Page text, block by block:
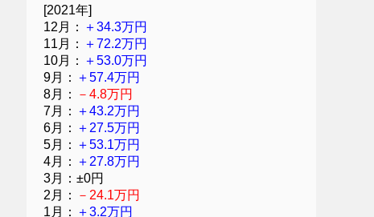
[2021年]
12月： ＋34.3万円
11月： ＋72.2万円
10月： ＋53.0万円
9月： ＋57.4万円
8月：
－4.8万円
7月： ＋43.2万円
6月： ＋27.5万円
5月： ＋53.1万円
4月： ＋27.8万円
3月：±0円
2月：
－24.1万円
1月： ＋3.2万円